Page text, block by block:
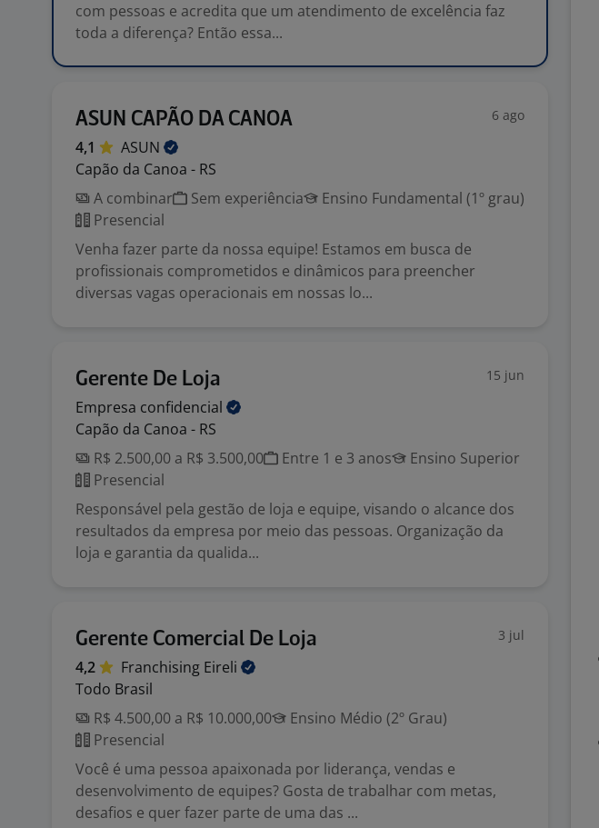
com pessoas e acredita que um atendimento de excelência faz
toda a diferença? Então essa...
ASUN CAPÃO DA CANOA 6 ago
4,1
ASUN
Capão da Canoa - RS
A combinar
Sem experiência
Ensino Fundamental (1º grau)
Presencial
Venha fazer parte da nossa equipe! Estamos em busca de
profissionais comprometidos e dinâmicos para preencher
diversas vagas operacionais em nossas lo...
Gerente De Loja 15 jun
Empresa confidencial
Capão da Canoa - RS
R$ 2.500,00 a R$ 3.500,00
Entre 1 e 3 anos
Ensino Superior
Presencial
Responsável pela gestão de loja e equipe, visando o alcance dos
resultados da empresa por meio das pessoas. Organização da
loja e garantia da qualida...
Gerente Comercial De Loja 3 jul
4,2 Franchising Eireli
Todo Brasil
R$ 4.500,00 a R$ 10.000,00
Ensino Médio (2º Grau)
Presencial
Você é uma pessoa apaixonada por liderança, vendas e
desenvolvimento de equipes? Gosta de trabalhar com metas,
desafios e quer fazer parte de uma das ...